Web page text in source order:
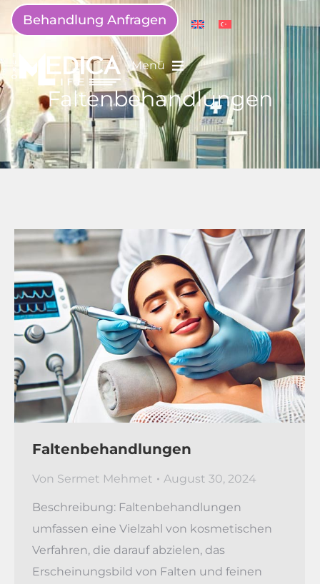
Behandlung Anfragen
Menü
Faltenbehandlungen
Faltenbehandlungen
Von Sermet Mehmet August 30, 2024
Beschreibung: Faltenbehandlungen
umfassen eine Vielzahl von kosmetischen
Verfahren, die darauf abzielen, das
Erscheinungsbild von Falten und feinen